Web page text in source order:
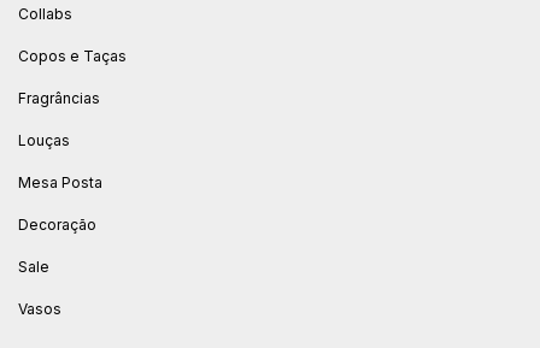
Collabs
Copos e Taças
Fragrâncias
Louças
Mesa Posta
Decoração
Sale
Vasos